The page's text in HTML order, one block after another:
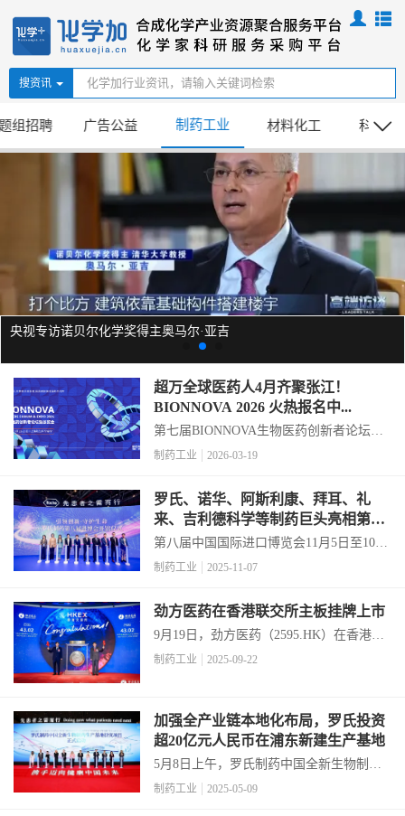
搜资讯
组招聘 广告公益 制药工业 材料化工 科普日
央视专访诺贝尔化学奖得主奥马尔·亚吉
超万全球医药人4月齐聚张江！
BIONNOVA 2026 火热报名中...
第七届BIONNOVA生物医药创新者论坛暨
展览会将于4月22–23日在上海张江科学会
29场分论坛议程成型、预计10000+...
制药工业 2026-03-19
罗氏、诺华、阿斯利康、拜耳、礼
来、吉利德科学等制药巨头亮相第八
届进博会
第八届中国国际进口博览会11月5日至10日
在上海举行，多家欧美制药企业亮相。...
制药工业 2025-11-07
劲方医药在香港联交所主板挂牌上市
9月19日，劲方医药（2595.HK）在香港联
合交易所主板正式挂牌上市。超额配售权
制药工业 2025-09-22
加强全产业链本地化布局，罗氏投资
超20亿元人民币在浦东新建生产基地
5月8日上午，罗氏制药中国全新生物制药
生产基地投资项目启动仪式在张江科学会
制药工业 2025-05-09